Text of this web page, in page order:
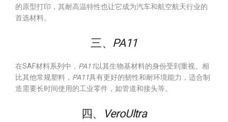
的原型打印，其耐高温特性也让它成为汽车和航空航天行业的
首选材料。
三、 PA11
在SAF材料系列中， PA11以其生物基材料的身份受到重视。相
比其他常规塑料， PA11具有更好的韧性和耐环境能力，适合制
造需要长时间使用的工业零件，如管道和接头等。
四、 VeroUltra